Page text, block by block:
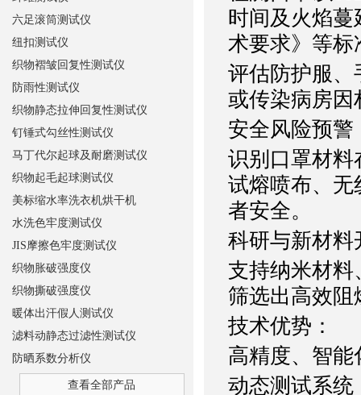
时间及火焰蔓
术要求》等标
评估防护服、
或传染病房因
安全风险预警
识别口罩材料
试熔喷布、无
者安全。
科研与新材料
支持纳米材
筛选出高效
技术优势：
高精度、智
动态测试系统
六足滚筒测试仪
纽扣测试仪
织物褶皱回复性测试仪
防雨性测试仪
织物静态拉伸回复性测试仪
钉锤式勾丝性测试仪
马丁代尔起球及耐磨测试仪
织物起毛起球测试仪
美标缩水率洗衣机烘干机
水洗色牢度测试仪
JIS摩擦色牢度测试仪
织物胀破强度仪
织物撕破强度仪
暖体出汗假人测试仪
滤料动静态过滤性测试仪
防晒系数分析仪
查看全部产品